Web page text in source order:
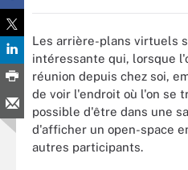
Les arrière-plans virtuels
intéressante qui, lorsque
réunion depuis chez soi,
de voir l'endroit où l'on se
possible d'être dans une
d'afficher un open-space
autres participants.